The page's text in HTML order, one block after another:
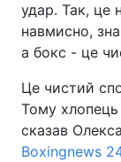
удар. Так, це
навмисно,
а бокс - це
Це чистий
Тому
сказав
Boxingnews